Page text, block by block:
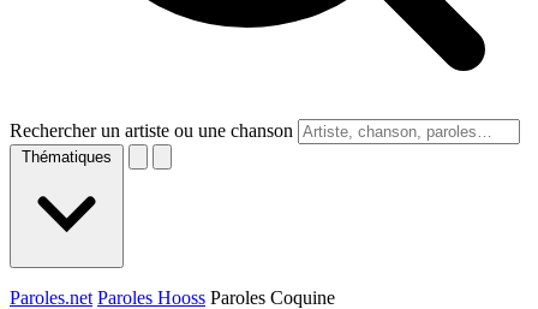
Rechercher un artiste ou une chanson
Thématiques
Paroles.net Paroles Hooss Paroles Coquine